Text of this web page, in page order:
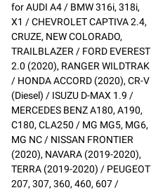
for AUDI A4 / BMW 316i, 318i,
X1 / CHEVROLET CAPTIVA 2.4,
CRUZE, NEW COLORADO,
TRAILBLAZER / FORD EVEREST
2.0 (2020), RANGER WILDTRAK
/ HONDA ACCORD (2020), CR-V
(Diesel) / ISUZU D-MAX 1.9 /
MERCEDES BENZ A180, A190,
C180, CLA250 / MG MG5, MG6,
MG NC / NISSAN FRONTIER
(2020), NAVARA (2019-2020),
TERRA (2019-2020) / PEUGEOT
207, 307, 360, 460, 607 /